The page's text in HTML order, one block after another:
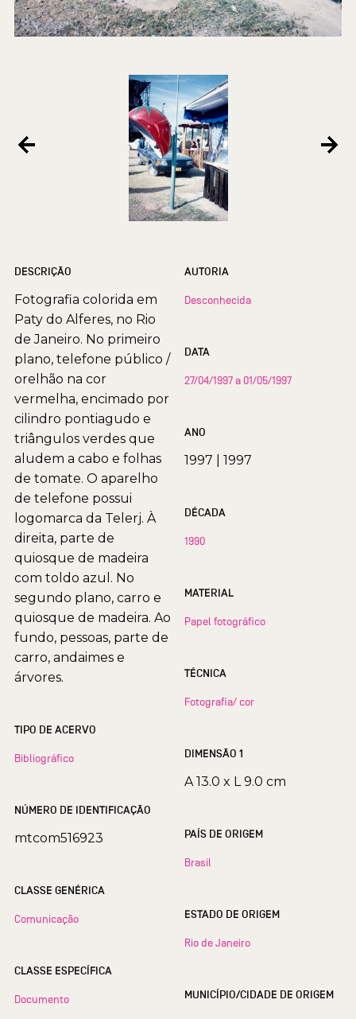
DESCRIÇÃO
Fotografia colorida em
Paty do Alferes, no Rio
de Janeiro. No primeiro
plano, telefone público /
orelhão na cor
vermelha, encimado por
cilindro pontiagudo e
triângulos verdes que
aludem a cabo e folhas
de tomate. O aparelho
de telefone possui
logomarca da Telerj. À
direita, parte de
quiosque de madeira
com toldo azul. No
segundo plano, carro e
quiosque de madeira. Ao
fundo, pessoas, parte de
carro, andaimes e
árvores.
TIPO DE ACERVO
Bibliográfico
NÚMERO DE IDENTIFICAÇÃO
mtcom516923
CLASSE GENÉRICA
Comunicação
CLASSE ESPECÍFICA
Documento
AUTORIA
Desconhecida
DATA
27/04/1997 a 01/05/1997
ANO
1997 1997
DÉCADA
1990
MATERIAL
Papel fotográfico
TÉCNICA
Fotografia/ cor
DIMENSÃO 1
A 13.0 x L 9.0 cm
PAÍS DE ORIGEM
Brasil
ESTADO DE ORIGEM
Rio de Janeiro
MUNICÍPIO/CIDADE DE ORIGEM